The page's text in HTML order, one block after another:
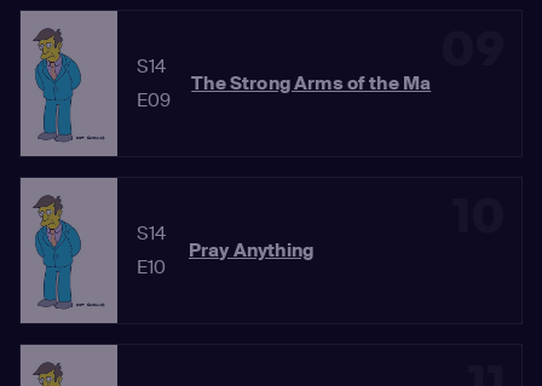
S14
E09
The Strong Arms of the Ma
S14
E10
Pray Anything